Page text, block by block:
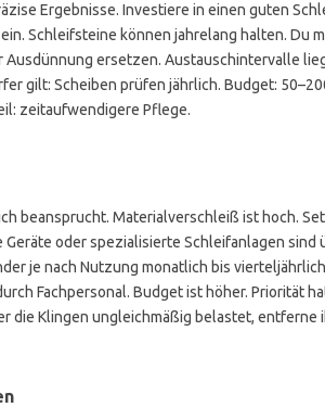
Ergebnisse. Investiere in einen guten
Schleifsteine können jahrelang halten. Du
ersetzen. Austauschintervalle
gilt: Scheiben prüfen jährlich. Budget:
zeitaufwendigere Pflege.
beansprucht. Materialverschleiß ist hoch.
oder spezialisierte Schleifanlagen sind
je nach Nutzung monatlich bis
Fachpersonal. Budget ist höher. Priorität
die Klingen ungleichmäßig belastet, entferne